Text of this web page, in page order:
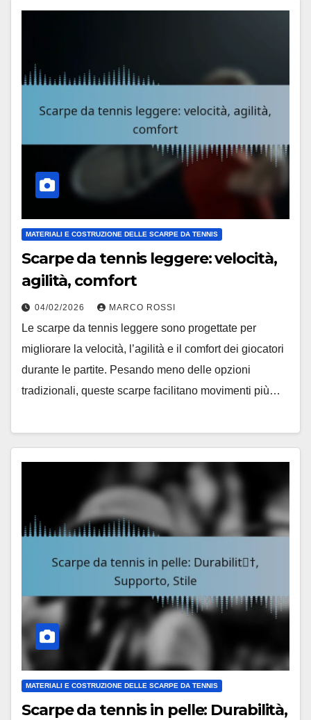
MATERIALI E COSTRUZIONE DELLE SCARPE DA TENNIS
Scarpe da tennis leggere: velocità,
agilità, comfort
04/02/2026 MARCO ROSSI
Le scarpe da tennis leggere sono progettate per
migliorare la velocità, l’agilità e il comfort dei giocatori
durante le partite. Pesando meno delle opzioni
tradizionali, queste scarpe facilitano movimenti più…
MATERIALI E COSTRUZIONE DELLE SCARPE DA TENNIS
Scarpe da tennis in pelle: Durabilità,